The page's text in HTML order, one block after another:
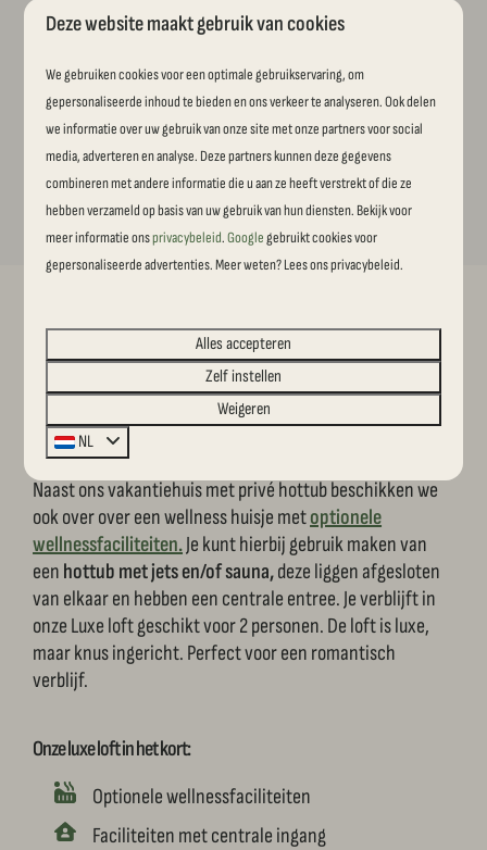
Gezellige steden om te bezoeken
Optioneel
wellnessfaciliteiten
bijboeken? Ook dat kan!
Naast ons vakantiehuis met privé hottub beschikken we
ook over over een wellness huisje metoptionele
wellnessfaciliteiten.Je kunt hierbij gebruik maken van
een hottub met jets en/of sauna,deze liggen afgesloten
van elkaar en hebben een centrale entree. Je verblijft in
onze Luxe loft geschikt voor 2 personen. De loft is luxe,
maar knus ingericht. Perfect voor een romantisch
verblijf.
Onze luxe loft in het kort:
Optionele wellnessfaciliteiten
Faciliteiten met centrale ingang
Deze website maakt gebruik van cookies
We gebruiken cookies voor een optimale gebruikservaring, om
gepersonaliseerde inhoud te bieden en ons verkeer te analyseren. Ook delen
we informatie over uw gebruik van onze site met onze partners voor social
media, adverteren en analyse. Deze partners kunnen deze gegevens
combineren met andere informatie die u aan ze heeft verstrekt of die ze
hebben verzameld op basis van uw gebruik van hun diensten. Bekijk voor
meer informatie onsprivacybeleid.Googlegebruikt cookies voor
gepersonaliseerde advertenties. Meer weten? Lees ons privacybeleid.
Alles accepteren
Zelf instellen
Weigeren
NL